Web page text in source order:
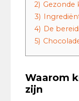
2) Gezonde
3)
4) De
5)
Waarom
zijn